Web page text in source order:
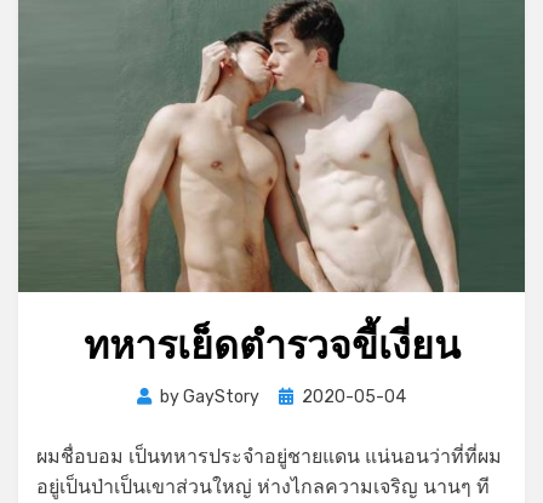
ทหารเย็ดตำรวจขี้เงี่ยน
byGayStory
Posted
2020-05-04
ผมชื่อบอม เป็นทหารประจำอยู่ชายแดน แน่นอนว่าที่ที่ผม
อยู่เป็นป่าเป็นเขาส่วนใหญ่ ห่างไกลความเจริญ นานๆ ที